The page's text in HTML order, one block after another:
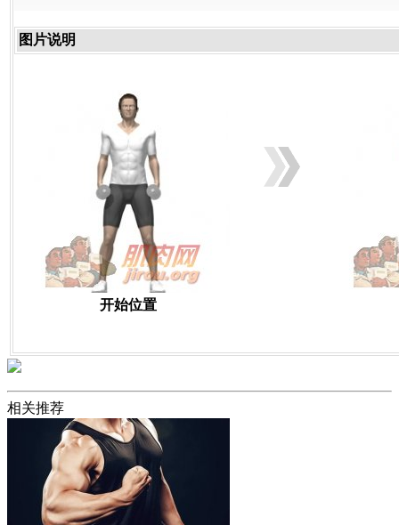
图片说明
开始位置
相关推荐